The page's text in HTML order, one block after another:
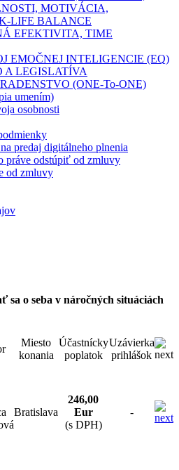
MOTIVÁCIA,
LIFE BALANCE
EFEKTIVITA, TIME
EMOČNEJ INTELIGENCIE (EQ)
A LEGISLATÍVA
(ONE-To-ONE)
umením)
osobnosti
predaj digitálneho plnenia
práve odstúpiť od zmluvy
od zmluvy
sa o seba v náročných situáciách
Miesto
konania
Účastnícky
poplatok
Uzávierka
prihlášok
Bratislava
246,00
Eur
(s DPH)
-